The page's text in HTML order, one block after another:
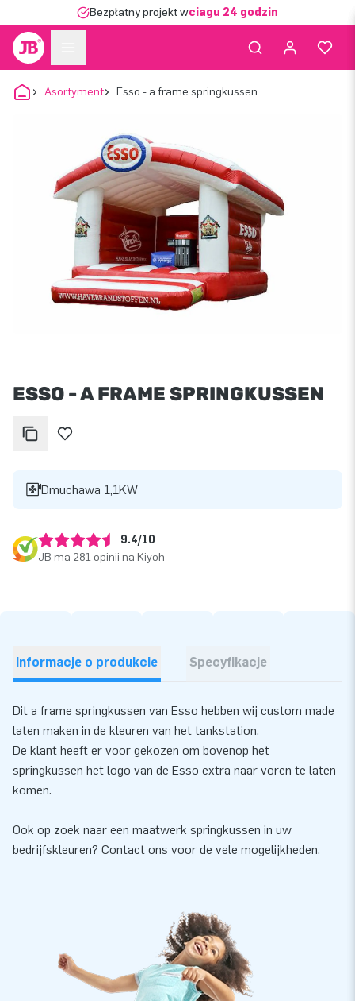
Bezpłatny projekt wciągu 24 godzin
Asortyment Esso - a frame springkussen
ESSO - A FRAME SPRINGKUSSEN
Dmuchawa 1,1KW
9.4/10
JB ma 281 opinii na Kiyoh
Informacje o produkcie Specyfikacje
Dit a frame springkussen van Esso hebben wij custom made
laten maken in de kleuren van het tankstation.
De klant heeft er voor gekozen om bovenop het
springkussen het logo van de Esso extra naar voren te laten
komen.
Ook op zoek naar een maatwerk springkussen in uw
bedrijfskleuren? Contact ons voor de vele mogelijkheden.